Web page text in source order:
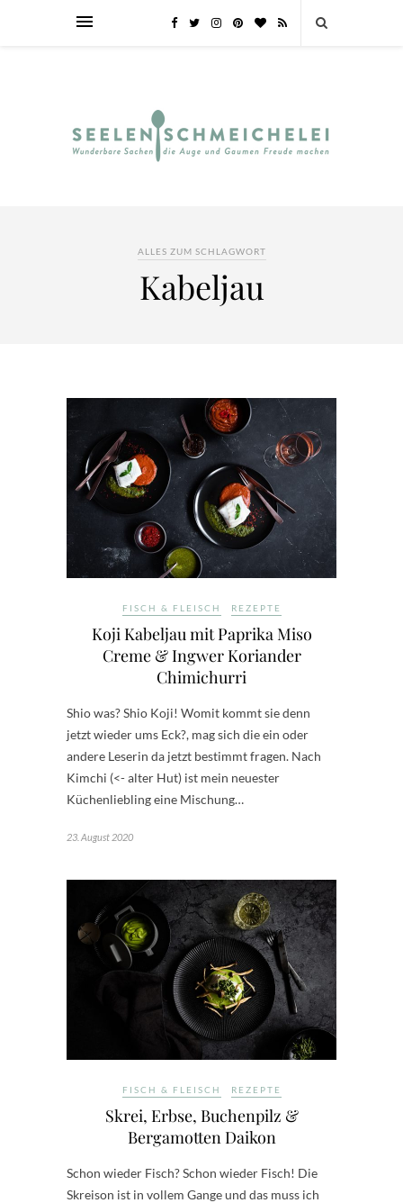
ALLES ZUM SCHLAGWORT
Kabeljau
FISCH & FLEISCH REZEPTE
Koji Kabeljau mit Paprika Miso
Creme & Ingwer Koriander
Chimichurri
Shio was? Shio Koji! Womit kommt sie denn
jetzt wieder ums Eck?, mag sich die ein oder
andere Leserin da jetzt bestimmt fragen. Nach
Kimchi (<- alter Hut) ist mein neuester
Küchenliebling eine Mischung…
23. August 2020
FISCH & FLEISCH REZEPTE
Skrei, Erbse, Buchenpilz &
Bergamotten Daikon
Schon wieder Fisch? Schon wieder Fisch! Die
Skreison ist in vollem Gange und das muss ich